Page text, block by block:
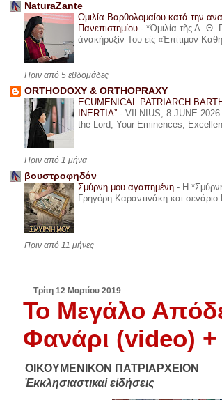
NaturaZante
Ομιλία Βαρθολομαίου κατά την
Πανεπιστημίου - *Ὁμιλία τῆς Α. Θ.
ἀνακήρυξίν Του εἰς «Ἐπίτιμον
Πριν από 5 εβδομάδες
ORTHODOXY & ORTHOPRAXY
ECUMENICAL PATRIARCH
INERTIA” - VILNIUS, 8 JUNE
the Lord, Your Eminences,
Πριν από 1 μήνα
βουστροφηδόν
Σμύρνη μου αγαπημένη - Η
Γρηγόρη Καραντινάκη και σενάριο
Πριν από 11 μήνες
Τρίτη 12 Μαρτίου 2019
Το Μεγάλο
Φανάρι (video) +
ΟΙΚΟΥΜΕΝΙΚΟΝ ΠΑΤΡΙΑΡΧΕΙΟΝ
Ἐκκλησιαστικαί εἰδήσεις